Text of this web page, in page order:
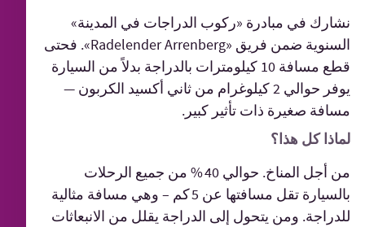
نشارك في مبادرة «ركوب الدراجات في المدينة»
السنوية ضمن فريق «Radelender Arrenberg». فحتى
قطع مسافة 10 كيلومترات بالدراجة بدلاً من السيارة
يوفر حوالي 2 كيلوغرام من ثاني أكسيد الكربون —
مسافة صغيرة ذات تأثير كبير.
لماذا كل هذا؟
من أجل المناخ. حوالي 40 % من جميع الرحلات
بالسيارة تقل مسافتها عن 5 كم – وهي مسافة مثالية
للدراجة. ومن يتحول إلى الدراجة يقلل من الانبعاثات